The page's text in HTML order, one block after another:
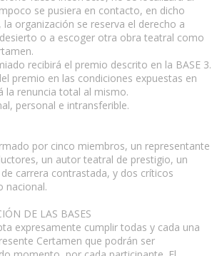
se pusiera en contacto, en dicho
organización se reserva el derecho a
o a escoger otra obra teatral como
recibirá el premio descrito en la BASE 3.
premio en las condiciones expuestas en
la renuncia total al mismo.
personal e intransferible.
por cinco miembros, un representante
un autor teatral de prestigio, un
carrera contrastada, y dos críticos
nacional.
DE LAS BASES
expresamente cumplir todas y cada una
Certamen que podrán ser